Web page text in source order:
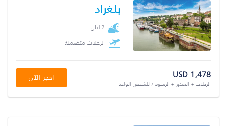
بلغراد
2 ليال
الرحلات متضمنة
USD 1,478
الرحلات + الفندق + الرسوم / للشخص الواحد
احجز الآن